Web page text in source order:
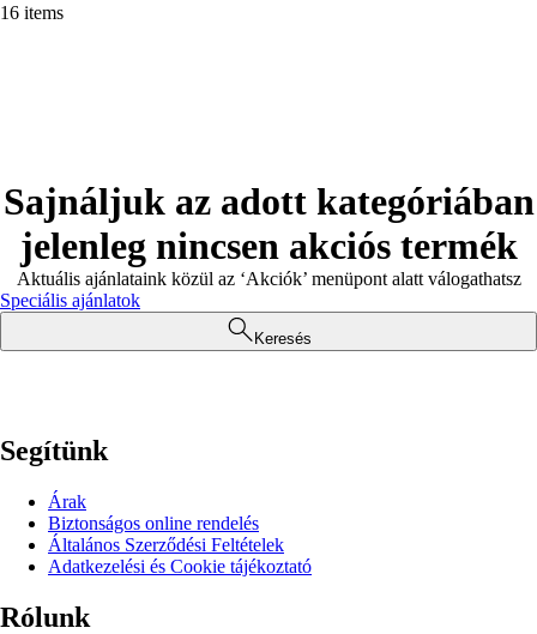
16 items
Sajnáljuk az adott kategóriában
jelenleg nincsen akciós termék
Aktuális ajánlataink közül az ‘Akciók’ menüpont alatt válogathatsz
Speciális ajánlatok
Keresés
Segítünk
Árak
Biztonságos online rendelés
Általános Szerződési Feltételek
Adatkezelési és Cookie tájékoztató
Rólunk